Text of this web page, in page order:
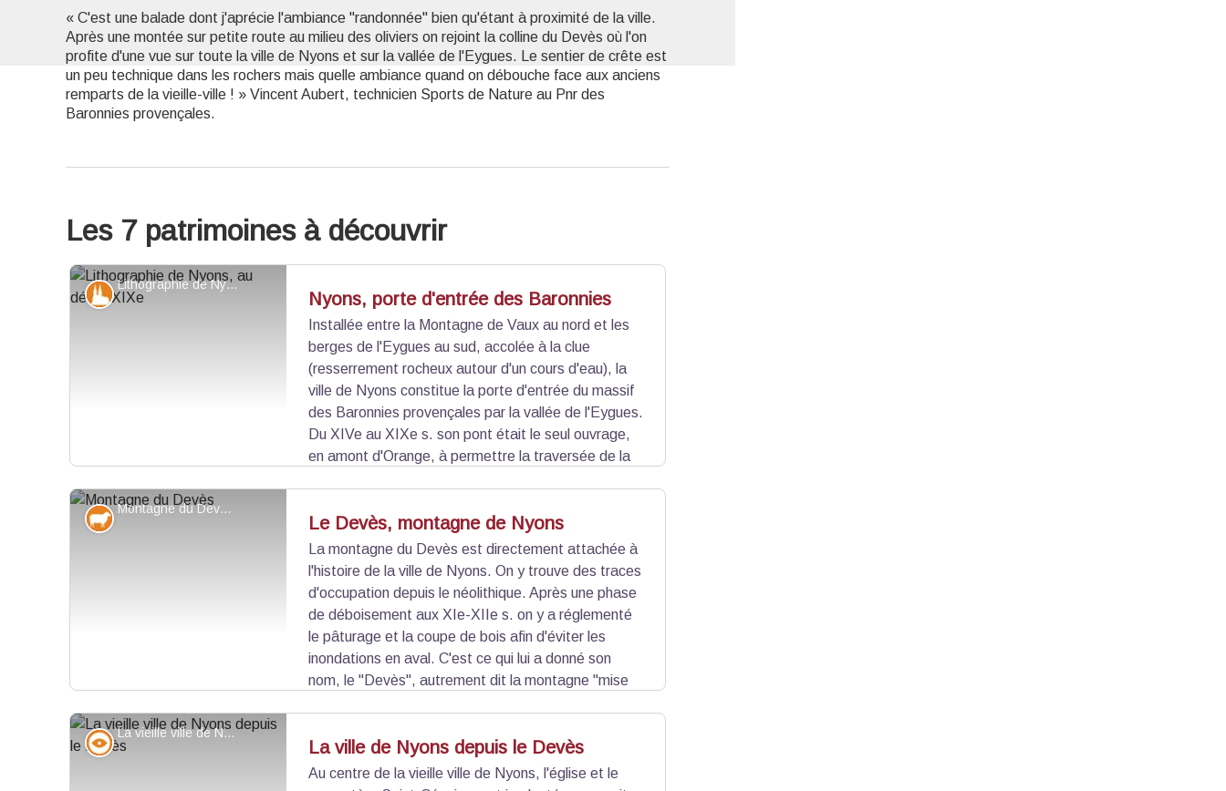
« C'est une balade dont j'aprécie l'ambiance "randonnée" bien qu'étant à proximité de la ville.
Après une montée sur petite route au milieu des oliviers on rejoint la colline du Devès où l'on
profite d'une vue sur toute la ville de Nyons et sur la vallée de l'Eygues. Le sentier de crête est
un peu technique dans les rochers mais quelle ambiance quand on débouche face aux anciens
remparts de la vieille-ville ! » Vincent Aubert, technicien Sports de Nature au Pnr des
Baronnies provençales.
Les 7 patrimoines à découvrir
Lithographie de Nyons, au début XIXe - Alexandre DEBELLE
Voir l'image en plein écran
Patrimoine et histoire Nyons, porte d'entrée des Baronnies
Installée entre la Montagne de Vaux au nord et les
berges de l'Eygues au sud, accolée à la clue
(resserrement rocheux autour d'un cours d'eau), la
ville de Nyons constitue la porte d'entrée du massif
des Baronnies provençales par la vallée de l'Eygues.
Du XIVe au XIXe s. son pont était le seul ouvrage,
en amont d'Orange, à permettre la traversée de la
commerciales et militaires.
Montagne du Devès - Léo MICHELET - PNR Baronnies provençales
Elevage et pastoralisme Le Devès, montagne de Nyons
La montagne du Devès est directement attachée à
l'histoire de la ville de Nyons. On y trouve des traces
d'occupation depuis le néolithique. Après une phase
de déboisement aux XIe-XIIe s. on y a réglementé
le pâturage et la coupe de bois afin d'éviter les
inondations en aval. C'est ce qui lui a donné son
nom, le "Devès", autrement dit la montagne "mise
trouver des traces de cultures en terrasses.
La vieille ville de Nyons depuis le Devès - Pnr Baronnies provençales
Point de vue - sommet La ville de Nyons depuis le Devès
Au centre de la vieille ville de Nyons, l'église et le